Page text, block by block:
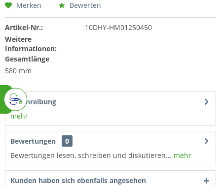
Merken Bewerten
Artikel-Nr.:
10DHY-HM01250450
Weitere
Informationen:
Gesamtlänge
580 mm
Beschreibung
mehr
Bewertungen
0
Bewertungen lesen, schreiben und diskutieren... mehr
Kunden haben sich ebenfalls angesehen